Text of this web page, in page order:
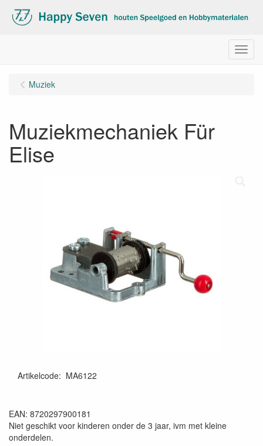
Menu
Muziek
Muziekmechaniek Für
Elise
Artikelcode: MA6122
EAN: 8720297900181
Niet geschikt voor kinderen onder de 3 jaar, ivm met kleine
onderdelen.